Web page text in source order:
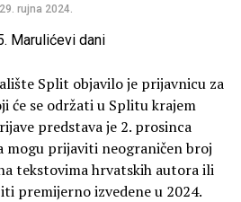
29. rujna 2024.
Split objavilo je prijavnicu za
će se održati u Splitu krajem
predstava je 2. prosinca
mogu prijaviti neograničen broj
tekstovima hrvatskih autora ili
premijerno izvedene u 2024.